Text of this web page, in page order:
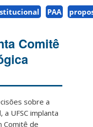
PAA
Comitê
sobre a
UFSC implanta
Comitê de